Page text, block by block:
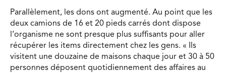
Parallèlement, les dons ont augmenté. Au point que les
deux camions de 16 et 20 pieds carrés dont dispose
l’organisme ne sont presque plus suffisants pour aller
récupérer les items directement chez les gens. « Ils
visitent une douzaine de maisons chaque jour et 30 à 50
personnes déposent quotidiennement des affaires au